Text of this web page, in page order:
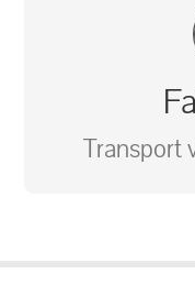
Transport